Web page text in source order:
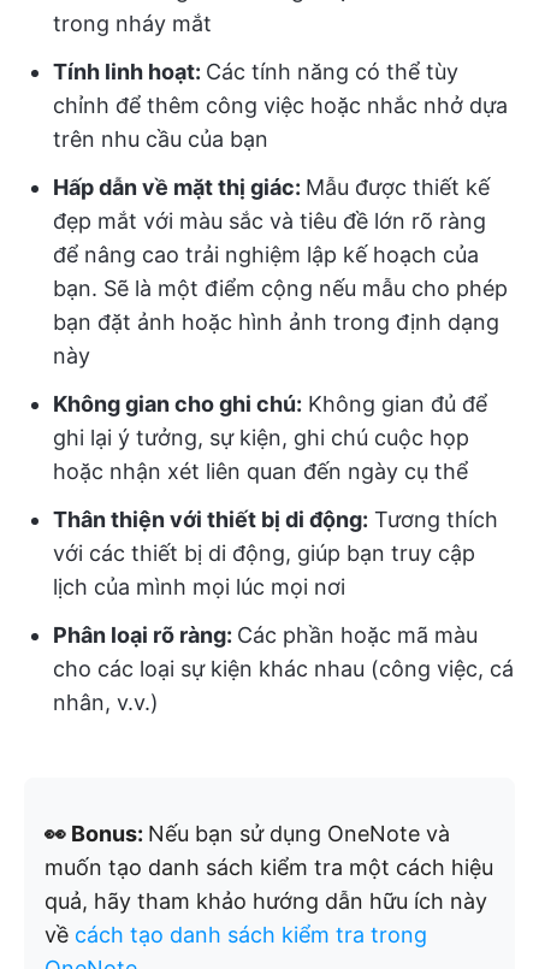
trong nháy mắt
Tính linh hoạt: Các tính năng có thể tùy
chỉnh để thêm công việc hoặc nhắc nhở dựa
trên nhu cầu của bạn
Hấp dẫn về mặt thị giác: Mẫu được thiết kế
đẹp mắt với màu sắc và tiêu đề lớn rõ ràng
để nâng cao trải nghiệm lập kế hoạch của
bạn. Sẽ là một điểm cộng nếu mẫu cho phép
bạn đặt ảnh hoặc hình ảnh trong định dạng
này
Không gian cho ghi chú: Không gian đủ để
ghi lại ý tưởng, sự kiện, ghi chú cuộc họp
hoặc nhận xét liên quan đến ngày cụ thể
Thân thiện với thiết bị di động: Tương thích
với các thiết bị di động, giúp bạn truy cập
lịch của mình mọi lúc mọi nơi
Phân loại rõ ràng: Các phần hoặc mã màu
cho các loại sự kiện khác nhau (công việc, cá
nhân, v.v.)
👀 Bonus: Nếu bạn sử dụng OneNote và
muốn tạo danh sách kiểm tra một cách hiệu
quả, hãy tham khảo hướng dẫn hữu ích này
về cách tạo danh sách kiểm tra trong